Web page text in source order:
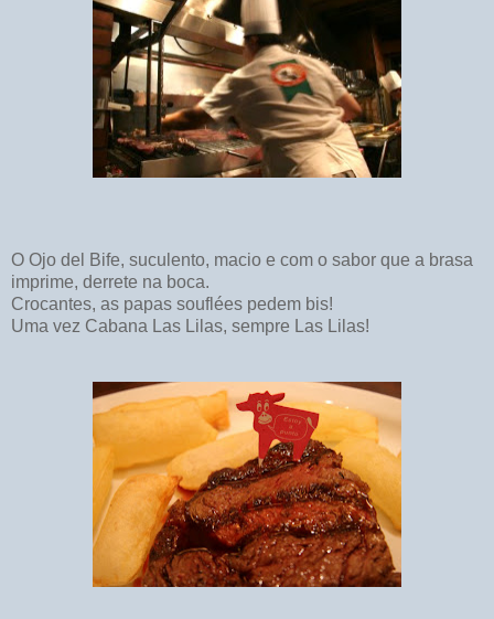
O Ojo del Bife, suculento, macio e com o sabor que a brasa
imprime, derrete na boca.
Crocantes, as papas souflées pedem bis!
Uma vez Cabana Las Lilas, sempre Las Lilas!